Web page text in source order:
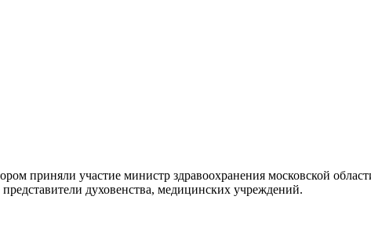
приняли участие министр здравоохранения московской
духовенства, медицинских учреждений.